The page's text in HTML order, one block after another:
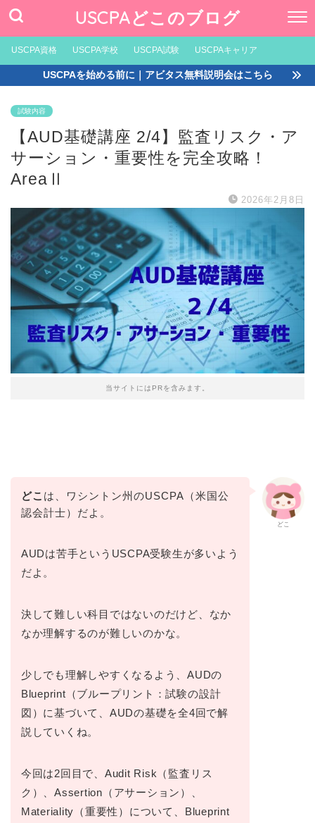
USCPAどこのブログ
USCPA資格 USCPA学校 USCPA試験 USCPAキャリア
USCPAを始める前に｜アビタス無料説明会はこちら
試験内容
【AUD基礎講座 2/4】監査リスク・ア
サーション・重要性を完全攻略！
AreaⅡ
2026年2月8日
当サイトにはPRを含みます。
どこ
どこ は、ワシントン州のUSCPA（米国公
認会計士）だよ。
AUDは苦手というUSCPA受験生が多いよう
だよ。
決して難しい科目ではないのだけど、なか
なか理解するのが難しいのかな。
少しでも理解しやすくなるよう、AUDの
Blueprint（ブループリント：試験の設計
図）に基づいて、AUDの基礎を全4回で解
説していくね。
今回は2回目で、Audit Risk（監査リス
ク）、Assertion（アサーション）、
Materiality（重要性）について、Blueprint